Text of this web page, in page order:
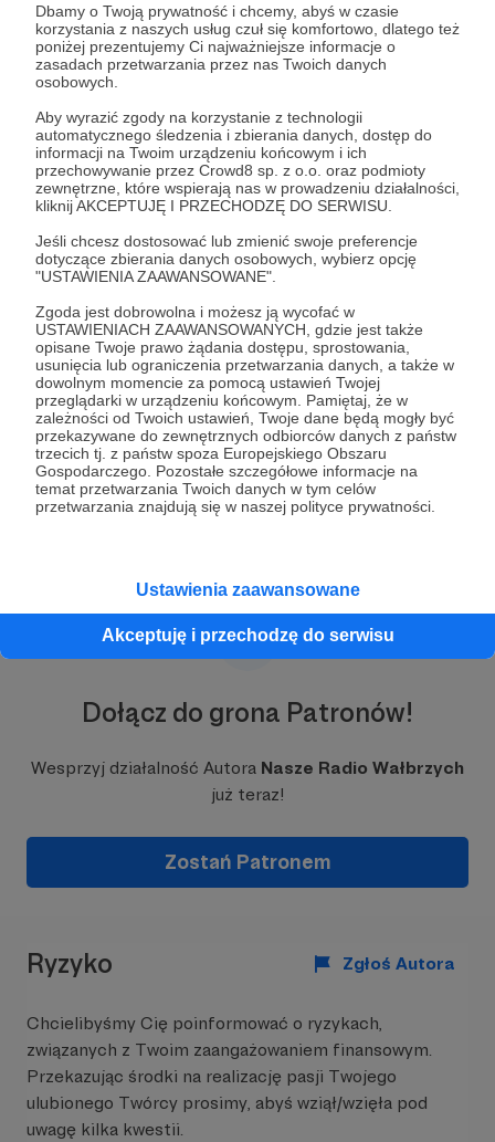
Dbamy o Twoją prywatność i chcemy, abyś w czasie
korzystania z naszych usług czuł się komfortowo, dlatego też
poniżej prezentujemy Ci najważniejsze informacje o
zasadach przetwarzania przez nas Twoich danych
osobowych.
Aby wyrazić zgody na korzystanie z technologii
automatycznego śledzenia i zbierania danych, dostęp do
informacji na Twoim urządzeniu końcowym i ich
przechowywanie przez Crowd8 sp. z o.o. oraz podmioty
zewnętrzne, które wspierają nas w prowadzeniu działalności,
kliknij AKCEPTUJĘ I PRZECHODZĘ DO SERWISU.
Jeśli chcesz dostosować lub zmienić swoje preferencje
dotyczące zbierania danych osobowych, wybierz opcję
"USTAWIENIA ZAAWANSOWANE".
Zgoda jest dobrowolna i możesz ją wycofać w
USTAWIENIACH ZAAWANSOWANYCH, gdzie jest także
opisane Twoje prawo żądania dostępu, sprostowania,
usunięcia lub ograniczenia przetwarzania danych, a także w
dowolnym momencie za pomocą ustawień Twojej
przeglądarki w urządzeniu końcowym. Pamiętaj, że w
zależności od Twoich ustawień, Twoje dane będą mogły być
przekazywane do zewnętrznych odbiorców danych z państw
trzecich tj. z państw spoza Europejskiego Obszaru
Gospodarczego. Pozostałe szczegółowe informacje na
temat przetwarzania Twoich danych w tym celów
przetwarzania znajdują się w naszej polityce prywatności.
Ustawienia zaawansowane
Akceptuję i przechodzę do serwisu
Nasze Radio Wałbrzych to lokalne radio
internetowe powstałe w październiku 2023 roku.
Jego założycielem oraz głównym prezenterem
który w latach 90. prowadził swoje programy w
rozgłośniach takich jak Radio Wałbrzych i BRW,
dwóch nieistniejących już stacjach. W stałej
ramówce można znaleźć ciekawe, niekomercyjne i
skupione na lokalnym środowisku audycje, takie
jak "Mikser kulturalny" prowadzony przez Pawła
Ludwiczaka, autora strony "Wałbrzych -
Rocka", "Soul muzyka duszy i jej okolice", czy też
"Wałbrzyska scena muzyczna wczoraj i dziś".
Misją przedsięwzięcia jest promowanie kultury,
historii oraz lokalnych talentów, tworząc tym
samym atrakcyjną ofertę dla społeczności
Wałbrzycha i okolic. Nasze Radio Wałbrzych
stawia na autentyczność i angażuje słuchaczy w
tworzenie unikalnej przestrzeni radiowej, bazującej
na lokalnych wartościach i wspólnocie.
Dołącz do grona Patronów!
Wesprzyj działalność Autora Nasze Radio Wałbrzych
już teraz!
Zostań Patronem
Ryzyko Zgłoś Autora
Chcielibyśmy Cię poinformować o ryzykach,
związanych z Twoim zaangażowaniem finansowym.
Przekazując środki na realizację pasji Twojego
ulubionego Twórcy prosimy, abyś wziął/wzięła pod
uwagę kilka kwestii.